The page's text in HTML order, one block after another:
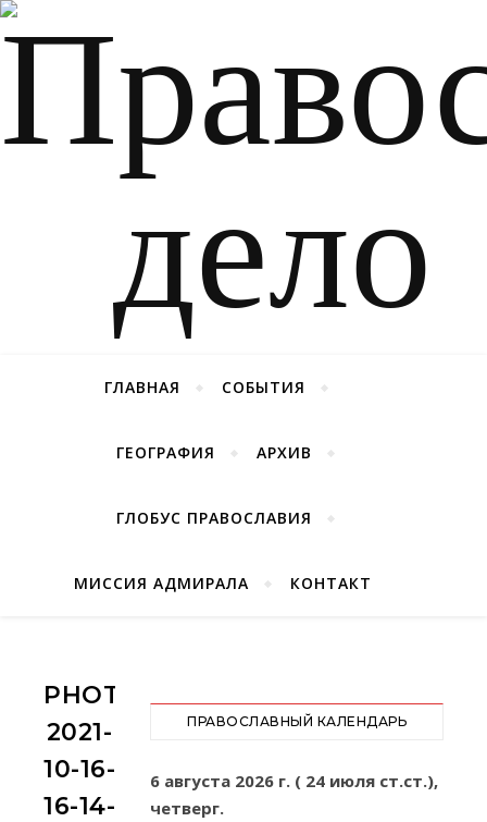
ГЛАВНАЯ СОБЫТИЯ
ГЕОГРАФИЯ АРХИВ
ГЛОБУС ПРАВОСЛАВИЯ
МИССИЯ АДМИРАЛА КОНТАКТ
PHOTO-
2021-
10-16-
16-14-
ПРАВОСЛАВНЫЙ КАЛЕНДАРЬ
6 августа 2026 г. ( 24 июля ст.ст.),
четверг.